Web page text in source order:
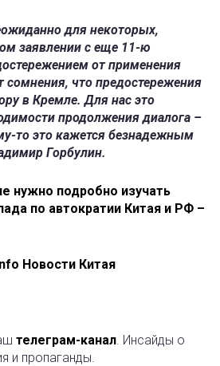
для некоторых,
заявлении с еще 11-ю
от применения
сомнения, что предостережения
в Кремле. Для нас это
продолжения диалога –
то это кажется безнадежным
Горбулин.
нужно подробно изучать
по автократии Китая и РФ –
Новости Китая
телеграм-канал . Инсайды о
и пропаганды.